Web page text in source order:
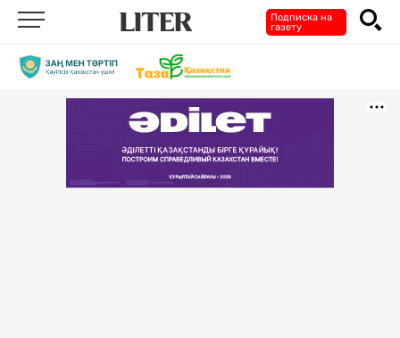
Подписка на
газету